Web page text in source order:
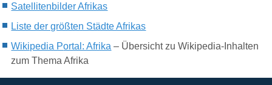
Satellitenbilder Afrikas
Liste der größten Städte Afrikas
Wikipedia Portal: Afrika – Übersicht zu Wikipedia-Inhalten
zum Thema Afrika